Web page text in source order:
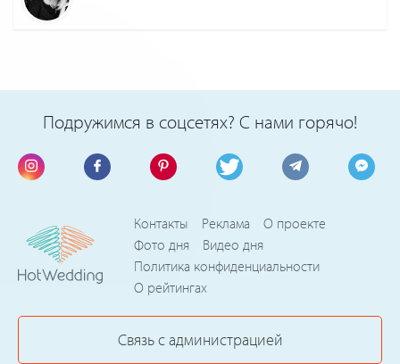
Подружимся в соцсетях? С нами горячо!
Контакты Реклама
О проекте
Фото дня
Видео дня
Политика конфиденциальности
О рейтингах
Связь с администрацией